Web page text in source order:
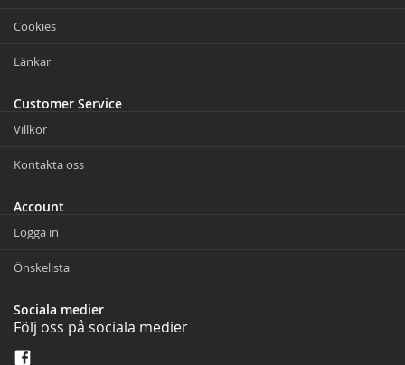
Cookies
Länkar
Customer Service
Villkor
Kontakta oss
Account
Logga in
Önskelista
Sociala medier
Följ oss på sociala medier